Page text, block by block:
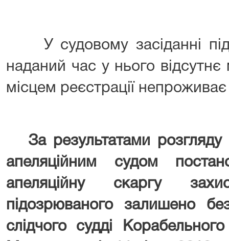
У судовому засіданні
наданий час у нього
місцем реєстрації
За результатами розгляду
апеляційним судом
апеляційну скаргу
підозрюваного залишено
слідчого судді